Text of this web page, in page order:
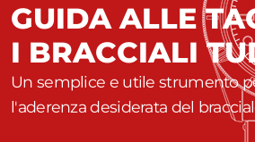
GUIDA ALLE
I BRACCIALI
Un semplice e utile strumento
l'aderenza desiderata del